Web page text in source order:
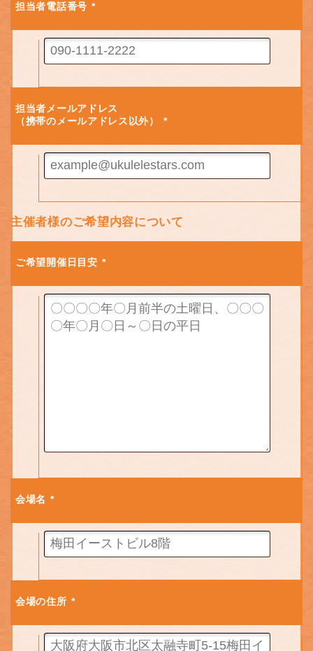
担当者電話番号 *
担当者メールアドレス
（携帯のメールアドレス以外） *
主催者様のご希望内容について
ご希望開催日目安 *
会場名*
会場の住所 *